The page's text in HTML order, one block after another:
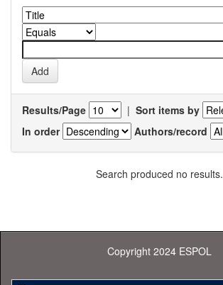
Results/Page | Sort items by
In order
Authors/record
Search produced no results.
Copyright 2024 ESPOL